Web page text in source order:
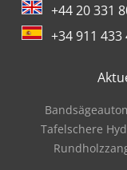
+44 20 331
+34 911 433
Tafelschere